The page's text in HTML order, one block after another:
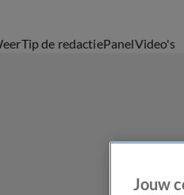
Tip de redactiePanelVideo's
Jouw